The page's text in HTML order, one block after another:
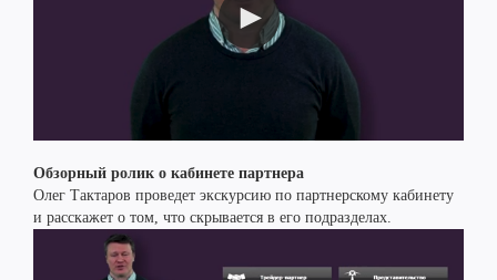
Обзорный ролик о кабинете партнера
Олег Тактаров проведет экскурсию по партнерскому кабинету
и расскажет о том, что скрывается в его подразделах.